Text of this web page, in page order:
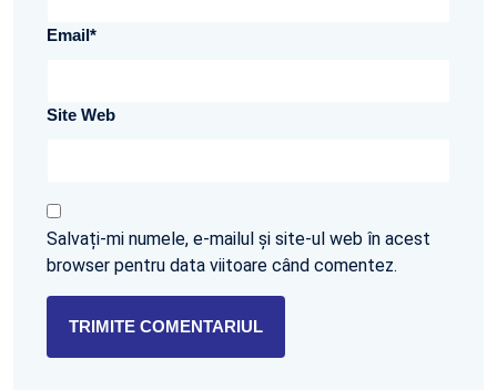
Email*
Site Web
Salvați-mi numele, e-mailul și site-ul web în acest
browser pentru data viitoare când comentez.